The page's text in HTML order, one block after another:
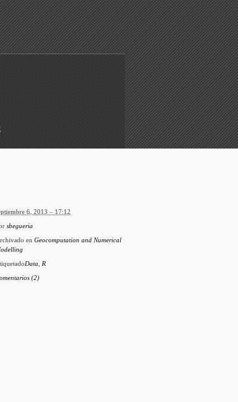
6, 2013 – 17:12
sbegueria
en Geocomputation and Numerical
Data
R
(2)